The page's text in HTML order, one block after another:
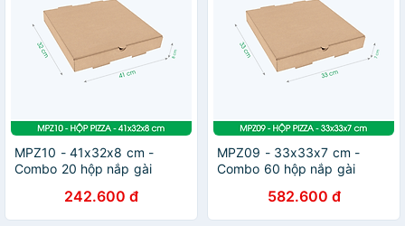
MPZ10 - 41x32x8 cm -
Combo 20 hộp nắp gài
gập, hộp carton gói hàng,
hộp quà
242.600 đ
MPZ09 - 33x33x7 cm -
Combo 60 hộp nắp gài
gập, hộp carton gói hàng,
hộp quà
582.600 đ